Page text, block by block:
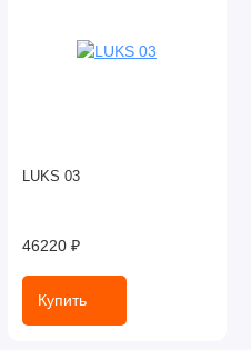
LUKS 03
46220 ₽
Купить